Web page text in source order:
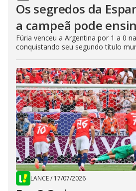
Os segredos da
a campeã pode
Fúria venceu a Argentina por 1 a 0
conquistando seu segundo título
LANCE/ 17/07/2026